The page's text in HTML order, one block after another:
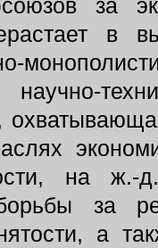
за
в
на ж.-
за
а